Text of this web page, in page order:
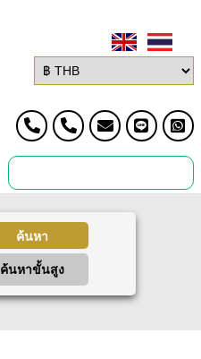
ค้นหา
ค้นหาขั้นสูง